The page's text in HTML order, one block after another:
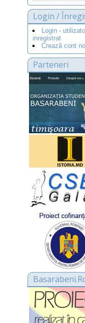
Login /
Login -
inregistrat
Crează cont
Parteneri